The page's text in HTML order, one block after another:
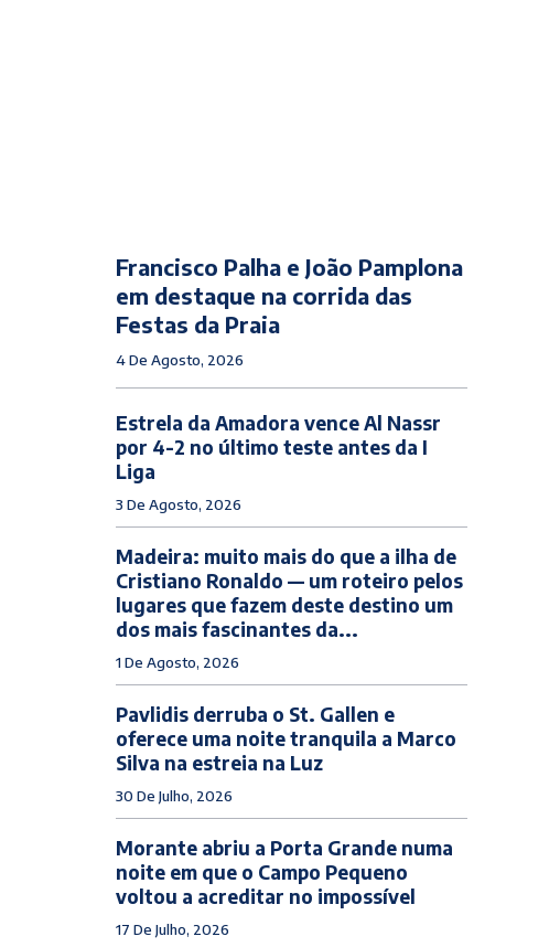
Francisco Palha e João Pamplona
em destaque na corrida das
Festas da Praia
4 De Agosto, 2026
Estrela da Amadora vence Al Nassr
por 4-2 no último teste antes da I
Liga
3 De Agosto, 2026
Madeira: muito mais do que a ilha de
Cristiano Ronaldo — um roteiro pelos
lugares que fazem deste destino um
dos mais fascinantes da...
1 De Agosto, 2026
Pavlidis derruba o St. Gallen e
oferece uma noite tranquila a Marco
Silva na estreia na Luz
30 De Julho, 2026
Morante abriu a Porta Grande numa
noite em que o Campo Pequeno
voltou a acreditar no impossível
17 De Julho, 2026